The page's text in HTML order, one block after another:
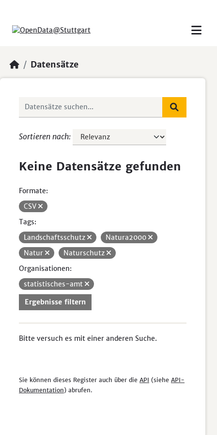
Datensätze
Sortieren nach
Keine Datensätze gefunden
Formate:
CSV
Tags:
Landschaftsschutz
Natura2000
Natur
Naturschutz
Organisationen:
statistisches-amt
Ergebnisse filtern
Bitte versuch es mit einer anderen Suche.
Sie können dieses Register auch über die API (siehe API-
Dokumentation) abrufen.